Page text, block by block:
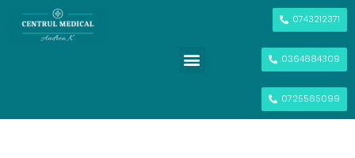
0743212371
0364884309
0725565099